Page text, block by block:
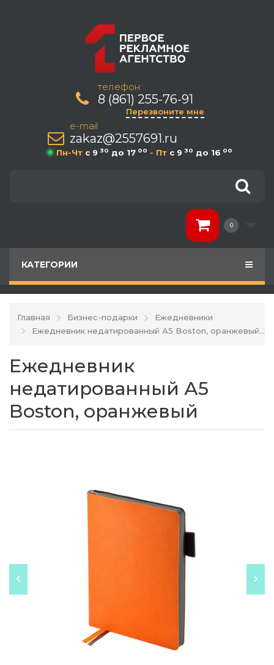
телефон:
8 (861) 255-76-91
Перезвоните мне
e-mail
zakaz@2557691.ru
Пн-Чт c 9 30 до 17 00 - Пт c 9 30 до 16 00
0
КАТЕГОРИИ
Главная Бизнес-подарки
Ежедневники
Ежедневник недатированный А5 Boston, оранжевый
Ежедневник
недатированный А5
Boston, оранжевый